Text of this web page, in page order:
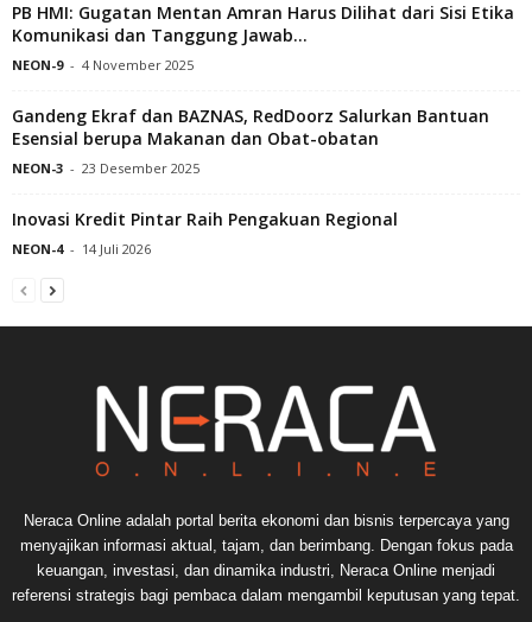
PB HMI: Gugatan Mentan Amran Harus Dilihat dari Sisi Etika
Komunikasi dan Tanggung Jawab...
NEON-9 - 4 November 2025
Gandeng Ekraf dan BAZNAS, RedDoorz Salurkan Bantuan
Esensial berupa Makanan dan Obat-obatan
NEON-3 - 23 Desember 2025
Inovasi Kredit Pintar Raih Pengakuan Regional
NEON-4 - 14 Juli 2026
Neraca Online adalah portal berita ekonomi dan bisnis terpercaya yang
menyajikan informasi aktual, tajam, dan berimbang. Dengan fokus pada
keuangan, investasi, dan dinamika industri, Neraca Online menjadi
referensi strategis bagi pembaca dalam mengambil keputusan yang tepat.